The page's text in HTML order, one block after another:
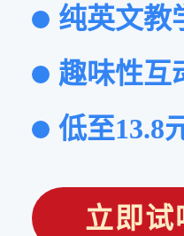
纯英文教
趣味性互
低至13.8
立即试